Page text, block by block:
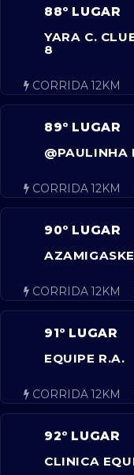
88º LUGAR
YARA C.
8
CORRIDA 12KM
89º LUGAR
@PAULINHA
CORRIDA 12KM
90º LUGAR
CORRIDA 12KM
91º LUGAR
EQUIPE R.A.
CORRIDA 12KM
92º LUGAR
CLINICA